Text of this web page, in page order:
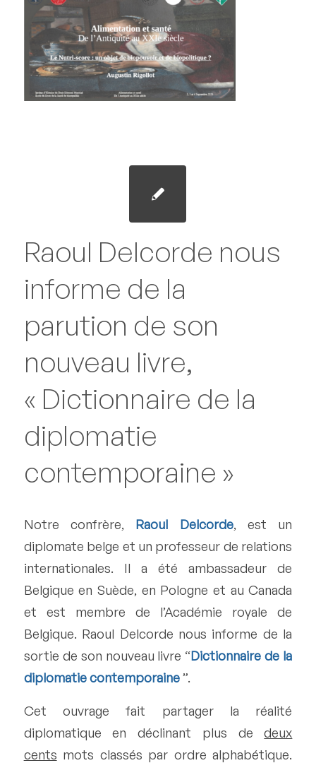
Raoul Delcorde nous
informe de la
parution de son
nouveau livre,
« Dictionnaire de la
diplomatie
contemporaine »
Notre confrère, Raoul Delcorde, est un
diplomate belge et un professeur de relations
internationales. Il a été ambassadeur de
Belgique en Suède, en Pologne et au Canada
et est membre de l’Académie royale de
Belgique. Raoul Delcorde nous informe de la
sortie de son nouveau livre “Dictionnaire de la
diplomatie contemporaine”.
Cet ouvrage fait partager la réalité
diplomatique en déclinant plus dedeux
cents mots classés par ordre alphabétique.